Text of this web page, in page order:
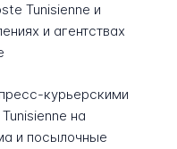
Tunisienne и
и агентствах
курьерскими
на
и посылочные